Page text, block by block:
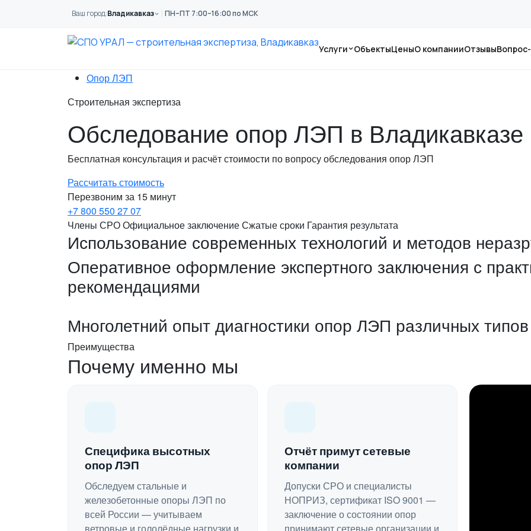
Ваш город:Владикавказ ПН–ПТ 7:00–16:00 по МСК
Услуги ОбъектыЦеныО компанииОтзывы
Главная
Услуги
Обследование
Опор ЛЭП
Строительная экспертиза
Обследование опор ЛЭП в Владикавказе
Бесплатная консультация и расчёт стоимости по вопросу обследования опор ЛЭП
Рассчитать стоимость
Перезвоним за 15 минут
+7 800 550 27 07
Члены СРООфициальное заключениеСжатые сроки Гарантия результата
Использование современных технологий и методов
Оперативное оформление экспертного заключения с
рекомендациями
Многолетний опыт диагностики опор ЛЭП различных типов
Преимущества
Почему именно мы
Специфика высотных
опор ЛЭП
Обследуем стальные и
железобетонные опоры ЛЭП по
всей России — учитываем
ветровые и гололёдные нагрузки и
Отчёт примут сетевые
компании
Допуски СРО и специалисты
НОПРИЗ, сертификат ISO 9001 —
заключение о состоянии опор
принимают сетевые организации и